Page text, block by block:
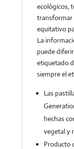
ecológicos,
transformar
equitativo
La
puede
etiquetado
siempre el
Las
hechas
vegetal y
Producto